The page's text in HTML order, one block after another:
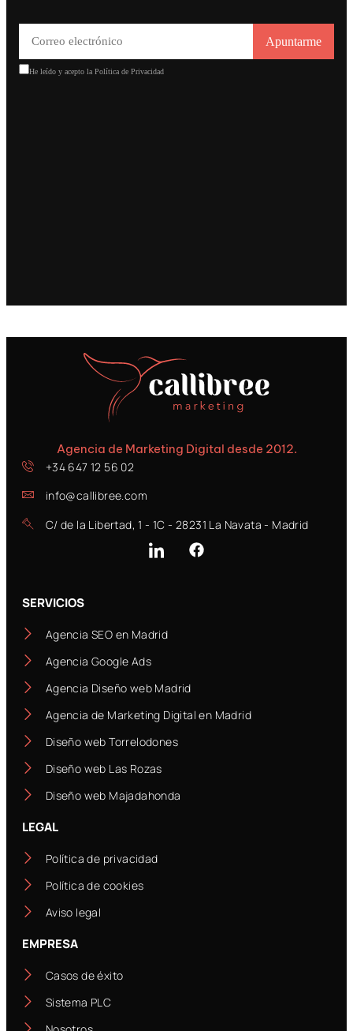
Agencia de Marketing Digital desde 2012.
+34 647 12 56 02
info@callibree.com
C/ de la Libertad, 1 - 1C - 28231 La Navata - Madrid
SERVICIOS
Agencia SEO en Madrid
Agencia Google Ads
Agencia Diseño web Madrid
Agencia de Marketing Digital en Madrid
Diseño web Torrelodones
Diseño web Las Rozas
Diseño web Majadahonda
LEGAL
Política de privacidad
Política de cookies
Aviso legal
EMPRESA
Casos de éxito
Sistema PLC